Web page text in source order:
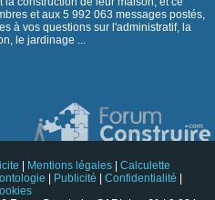
et aux 5 992 063 messages postés,
à vos questions sur l'administratif, la
le jardinage ...
Mentions légales
Calculette
Publicité Confidentialité